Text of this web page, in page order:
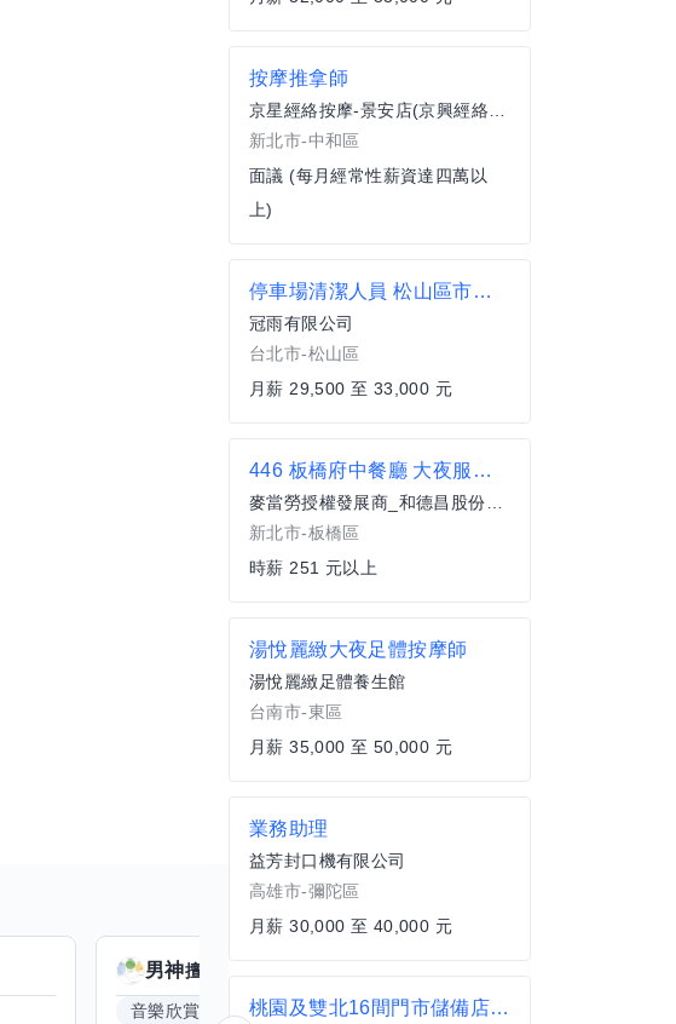
男神擅長
音樂欣賞 顧問服務
遊戲設計
按摩推拿師
京星經絡按摩-景安店(京興經絡按摩)
新北市-中和區
面議 (每月經常性薪資達四萬以
上)
停車場清潔人員 松山區市民大道四段
冠雨有限公司
台北市-松山區
月薪 29,500 至 33,000 元
446 板橋府中餐廳 大夜服務員(兼職)
麥當勞授權發展商_和德昌股份有限公司
新北市-板橋區
時薪 251 元以上
湯悅麗緻大夜足體按摩師
湯悅麗緻足體養生館
台南市-東區
月薪 35,000 至 50,000 元
業務助理
益芳封口機有限公司
高雄市-彌陀區
月薪 30,000 至 40,000 元
桃園及雙北16間門市儲備店長、汽車美容、鍍膜、包膜、任一經驗皆可